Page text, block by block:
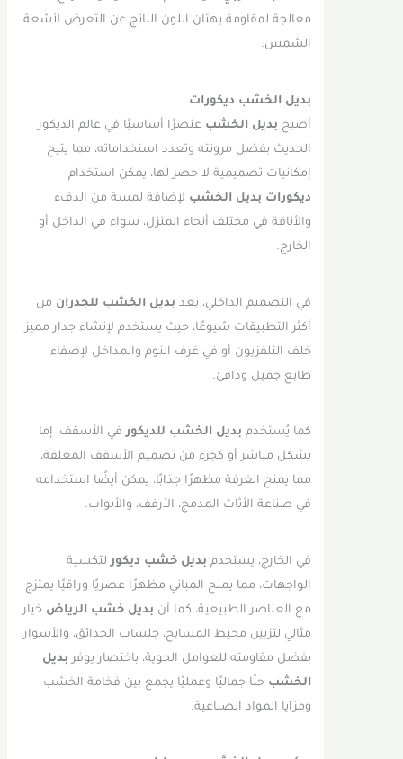
معالجة لمقاومة بهتان اللون الناتج عن التعرض لأشعة
الشمس.
بديل الخشب ديكورات
أصبحبديل الخشبعنصرًا أساسيًا في عالم الديكور
الحديث بفضل مرونته وتعدد استخداماته، مما يتيح
إمكانيات تصميمية لا حصر لها، يمكن استخدام
ديكورات بديل الخشبلإضافة لمسة من الدفء
والأناقة في مختلف أنحاء المنزل، سواء في الداخل أو
الخارج.
في التصميم الداخلي، يعدبديل الخشب للجدرانمن
أكثر التطبيقات شيوعًا، حيث يستخدم لإنشاء جدار مميز
خلف التلفزيون أو في غرف النوم والمداخل لإضفاء
طابع جميل ودافئ.
كما يُستخدمبديل الخشب للديكورفي الأسقف، إما
بشكل مباشر أو كجزء من تصميم الأسقف المعلقة،
مما يمنح الغرفة مظهرًا جذابًا، يمكن أيضًا استخدامه
في صناعة الأثاث المدمج، الأرفف، والأبواب.
في الخارج، يستخدمبديل خشب ديكورلتكسية
الواجهات، مما يمنح المباني مظهرًا عصريًا وراقيًا يمتزج
مع العناصر الطبيعية، كما أنبديل خشب الرياض خيار
مثالي لتزيين محيط المسابح، جلسات الحدائق، والأسوار،
بفضل مقاومته للعوامل الجوية، باختصار يوفر بديل
الخشبحلًا جماليًا وعمليًا يجمع بين فخامة الخشب
ومزايا المواد الصناعية.